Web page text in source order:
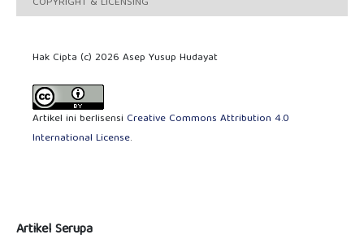
Hak Cipta (c) 2026 Asep Yusup Hudayat
Artikel ini berlisensi Creative Commons Attribution 4.0
International License.
Artikel Serupa